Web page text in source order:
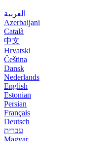
العربية
Azerbaijani
Català
中文
Hrvatski
Čeština
Dansk
Nederlands
English
Estonian
Persian
Français
Deutsch
עברית
Magyar